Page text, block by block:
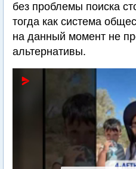
без проблемы поиска
тогда как система
на данный момент не
альтернативы.